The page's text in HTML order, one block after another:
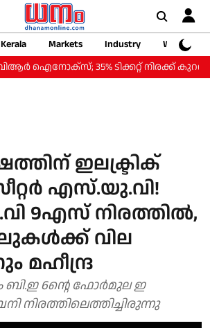
Markets Industry
Web
35% ടിക്കറ്റ് നിരക്ക് കുറവില്‍
ഇലക്ട്രിക്
എസ്.യു.വി!
9എസ് നിരത്തില്‍,
വില
മഹീന്ദ്ര
ബി.ഇ 6ന്റെ ഫോര്‍മുല ഇ
നിരത്തിലെത്തിച്ചിരുന്നു